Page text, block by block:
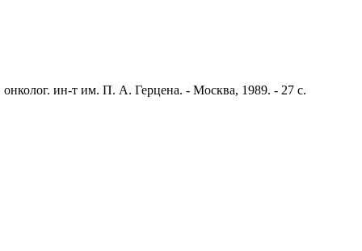
ин-т им. П. А. Герцена. - Москва, 1989. - 27 с.